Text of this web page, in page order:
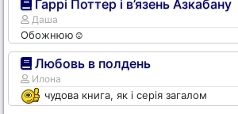
Гаррі Поттер і в’язень Азкабану
Даша
Обожнюю☺️
Любовь в полдень
Илона
чудова книга, як і серія загалом